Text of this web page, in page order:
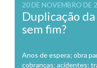
20 DE NOVEMBRO DE
Duplicação
sem fim?
Anos de espera; obra
cobranças; acidentes;